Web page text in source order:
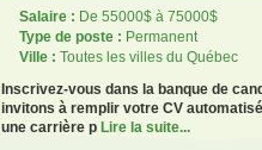
Salaire : De 55000$ à 75000$
Type de poste : Permanent
Ville : Toutes les villes du Québec
Inscrivez-vous dans la banque de
invitons à remplir votre CV
une carrière p Lire la suite...